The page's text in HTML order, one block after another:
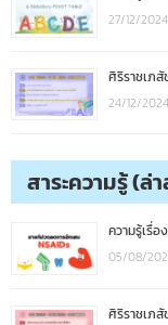
27/12/2024
ศิริราชเภสั
24/12/2024
สาระความรู้ (ล่
ความรู้เรื่อ
05/08/
ศิริราชเภ